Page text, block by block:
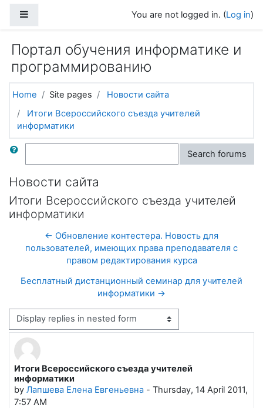
You are not logged in. (Log in)
Портал обучения информатике и
программированию
Home Site pages
Новости сайта
Итоги Всероссийского съезда учителей
информатики
Search Search forums
Новости сайта
Итоги Всероссийского съезда учителей
информатики
← Обновление контестера. Новость для
пользователей, имеющих права преподавателя с
правом редактирования курса
Бесплатный дистанционный семинар для учителей
информатики →
Display mode
Итоги Всероссийского съезда учителей
информатики
by Лапшева Елена Евгеньевна - Thursday, 14 April 2011,
7:57 AM
Number of replies: 0